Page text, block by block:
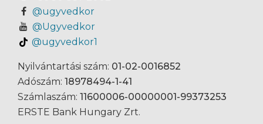
@ugyvedkor
@Ugyvedkor
@ugyvedkor1
Nyilvántartási szám: 01-02-0016852
Adószám: 18978494-1-41
Számlaszám: 11600006-00000001-99373253
ERSTE Bank Hungary Zrt.